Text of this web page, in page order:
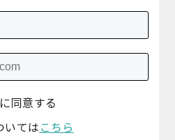
同意する
いては こちら